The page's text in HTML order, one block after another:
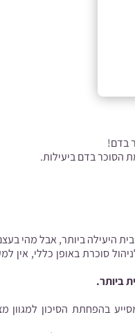
בדם!
הסוכר בדם ביעילות.
היעילה ביותר, אבל מהי
סוכרת באופן כללי, אין
ביותר.
בהפחתת הסיכון למגוון